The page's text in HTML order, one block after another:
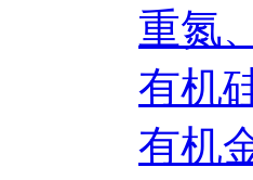
重氮
有机
有机